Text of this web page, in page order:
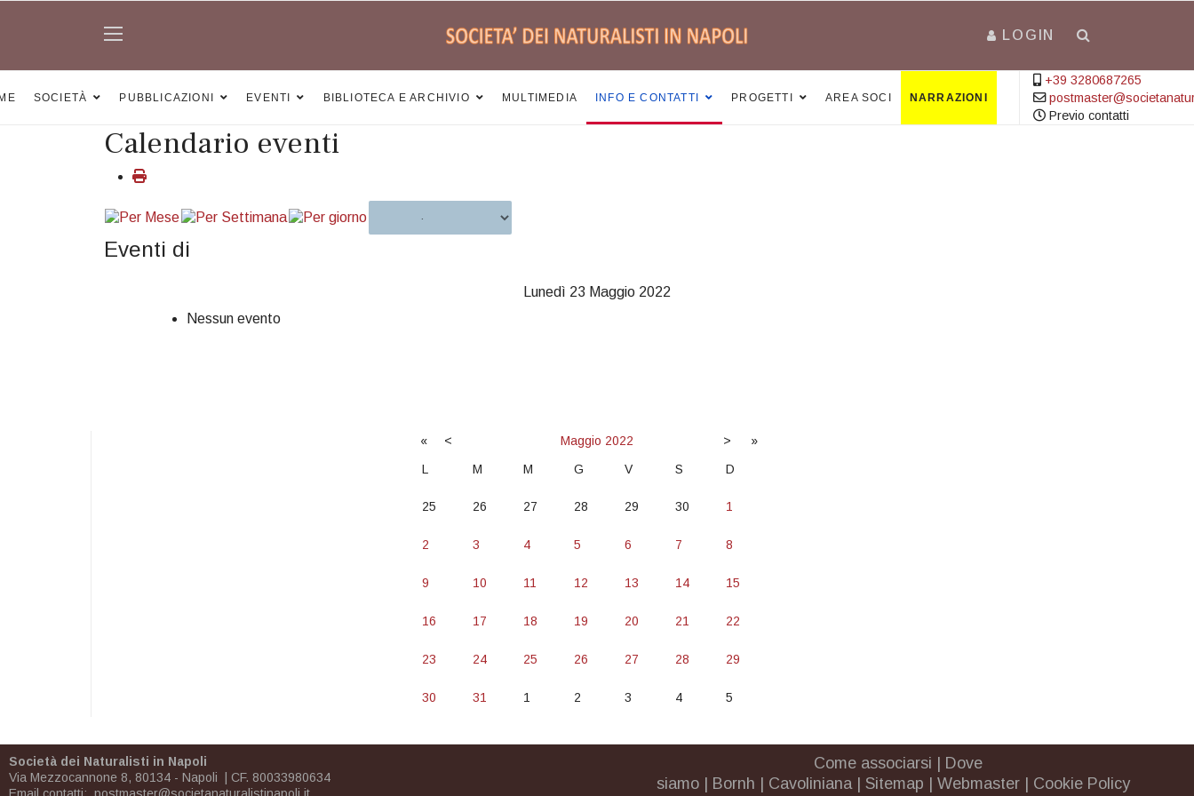
LOGIN
SOCIETÀ PUBBLICAZIONI EVENTI BIBLIOTECA E ARCHIVIO MULTIMEDIA INFO E CONTATTI PROGETTI AREA SOCI NARRAZIONI
+39 3280687265
Previo contatti
Calendario eventi
Eventi di
Lunedì 23 Maggio 2022
Nessun evento
« < Maggio 2022 >
»
L
M M G V S D
25 26 27 28 29 30 1
2 3 4 5 6 7 8
9 10 11 12 13 14 15
16 17 18 19 20 21 22
23 24 25 26 27 28 29
30 31 1 2 3 4 5
Società dei Naturalisti in Napoli
Via Mezzocannone 8, 80134 - Napoli | CF. 80033980634
Come associarsi
Dove
siamo
Bornh Cavoliniana| Sitemap Webmaster Cookie Policy